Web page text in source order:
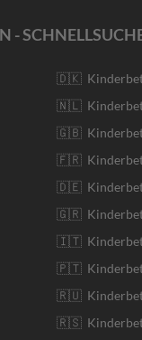
-
🇩🇰
🇳🇱
🇬🇧
🇫🇷
🇩🇪
🇬🇷
🇮🇹
🇵🇹
🇷🇺
🇷🇸